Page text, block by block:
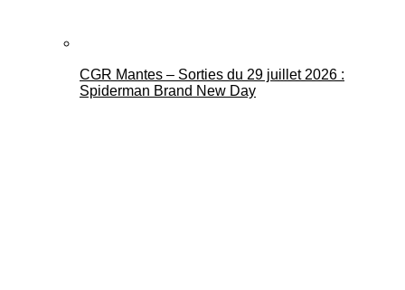
CGR Mantes – Sorties du 29 juillet 2026 :
Spiderman Brand New Day